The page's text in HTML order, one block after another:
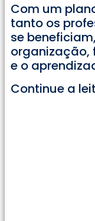
Com um
tanto os
se
organização,
e o
Continue a